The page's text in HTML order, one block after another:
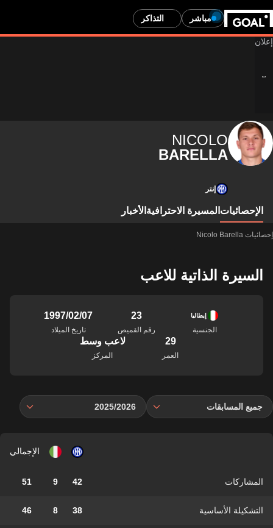
مباشر التذاكر
NICOLO
BARELLA
إنتر
الإحصائيات المسيرة الاحترافية الأخبار
إحصائيات Nicolo Barella
السيرة الذاتية للاعب
إيطاليا
الجنسية
23
رقم القميص
07‏/02‏/1997
تاريخ الميلاد
29
العمر
لاعب وسط
المركز
جميع المسابقات 2025/2026
الإجمالي
المشاركات 42
9
51
التشكيلة الأساسية 38
8
46